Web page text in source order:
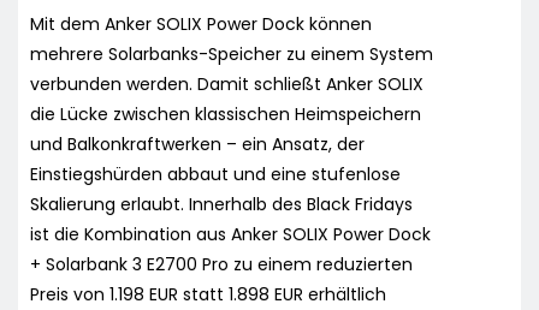
Mit dem Anker SOLIX Power Dock können
mehrere Solarbanks-Speicher zu einem System
verbunden werden. Damit schließt Anker SOLIX
die Lücke zwischen klassischen Heimspeichern
und Balkonkraftwerken – ein Ansatz, der
Einstiegshürden abbaut und eine stufenlose
Skalierung erlaubt. Innerhalb des Black Fridays
ist die Kombination aus Anker SOLIX Power Dock
+ Solarbank 3 E2700 Pro zu einem reduzierten
Preis von 1.198 EUR statt 1.898 EUR erhältlich